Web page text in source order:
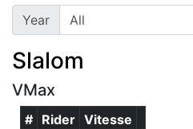
Year
Slalom
VMax
# Rider Vitesse